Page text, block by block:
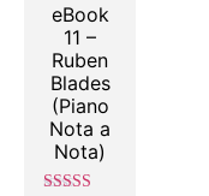
eBook
11 –
Ruben
Blades
(Piano
Nota a
Nota)